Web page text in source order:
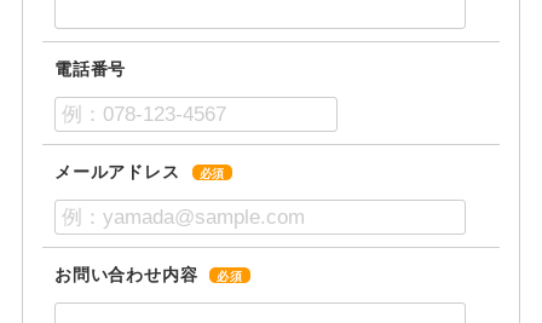
電話番号
メールアドレス 必須
お問い合わせ内容 必須